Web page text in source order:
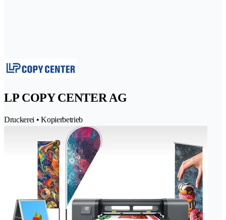
LP COPY CENTER AG
Druckerei • Kopierbetrieb